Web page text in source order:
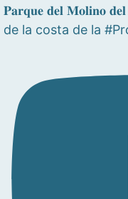
𝐏𝐚𝐫𝐪𝐮𝐞 𝐝𝐞𝐥 𝐌𝐨𝐥𝐢𝐧𝐨
de la costa de la